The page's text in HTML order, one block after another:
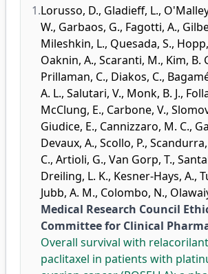
1.Lorusso, D., Gladieff, L.,
W., Garbaos, G., Fagotti, A.,
Mileshkin, L., Quesada, S.,
Oaknin, A., Scaranti, M., Kim, B.
Prillaman, C., Diakos, C.,
A. L., Salutari, V., Monk, B. J.,
McClung, E., Carbone, V.,
Giudice, E., Cannizzaro, M. C.,
Devaux, A., Scollo, P.,
C., Artioli, G., Van Gorp, T.,
Dreiling, L. K., Kesner-Hays, A.,
Jubb, A. M., Colombo, N.,
Medical Research Council
Committee for Clinical
Overall survival with
paclitaxel in patients with